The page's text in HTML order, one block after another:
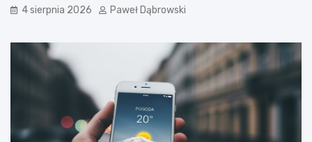
m
o
4 sierpnia 2026 Paweł Dąbrowski